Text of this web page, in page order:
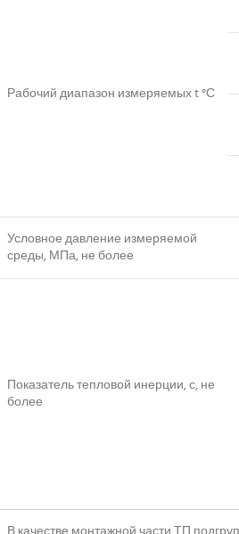
Рабочий диапазон измеряемых t °С
Условное давление измеряемой
среды, МПа, не более
Показатель тепловой инерции, с, не
более